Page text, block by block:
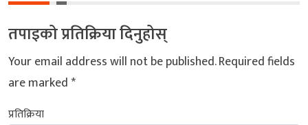
तपाइको प्रतिक्रिया दिनुहोस्
Your email address will not be published.Required fields
are marked*
प्रतिक्रिया